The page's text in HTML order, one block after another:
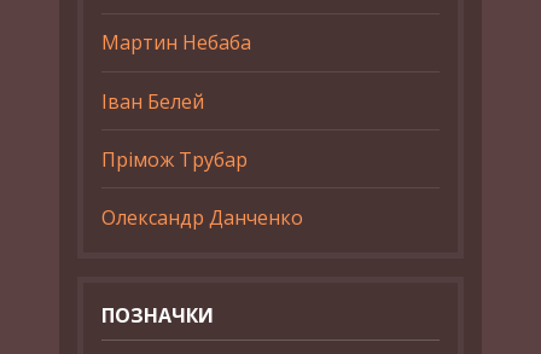
Мартин Небаба
Іван Белей
Прімож Трубар
Олександр Данченко
ПОЗНАЧКИ